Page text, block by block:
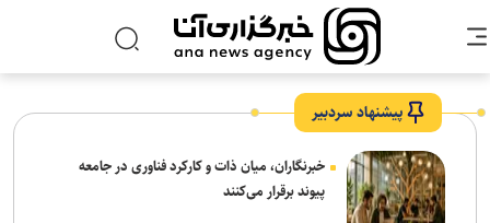
پیشنهاد سردبیر
خبرنگاران، میان ذات و کارکرد فناوری در جامعه
پیوند برقرار می‌کنند